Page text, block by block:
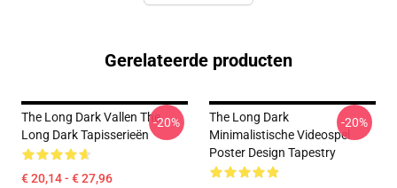
Gerelateerde producten
The Long Dark Vallen The
Long Dark Tapisserieën
€ 20,14 - € 27,96
-20%
The Long Dark
Minimalistische Videospel
Poster Design Tapestry
-20%